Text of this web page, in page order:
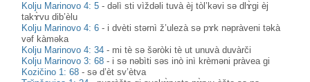
Kolju Marinovo 4: 5 -dəlì sti vìždəli tuvà èj tòl’kəvi sə dlɤ̀gi èj
takɤ̀vu dib’èlu
Kolju Marinovo 4: 6 - i dvèti stərnì ž’ulezà sə pɤk nəpràveni təkà
vəf kàməka
Kolju Marinovo 4: 34 - mi tè sə šəròki tè ut unuvà duvàrči
Kolju Marinovo 3: 68 - i sə nəbìti səs inò inì krèməni pràvea gi
Kozičino 1: 68 -sə d’èt sv’ètva